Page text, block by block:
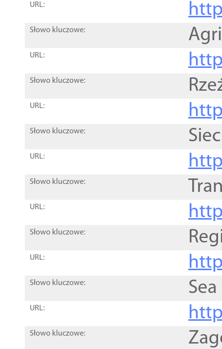
URL:
Słowo kluczowe:
URL:
Słowo kluczowe:
URL:
Słowo kluczowe:
URL:
Słowo kluczowe:
URL:
Słowo kluczowe:
URL:
Słowo kluczowe:
URL:
Słowo kluczowe: